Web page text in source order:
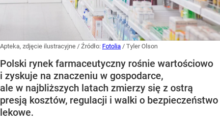
Apteka, zdjęcie ilustracyjne / Źródło: Fotolia / Tyler Olson
Polski rynek farmaceutyczny rośnie wartościowo
i zyskuje na znaczeniu w gospodarce,
ale w najbliższych latach zmierzy się z ostrą
presją kosztów, regulacji i walki o bezpieczeństwo
lekowe.